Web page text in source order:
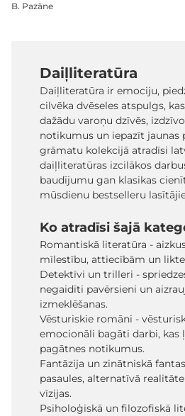
B. Pazāne
Daiļliteratūra
Daiļliteratūra ir emociju,
cilvēka dvēseles atspulgs,
dažādu varoņu dzīvēs,
notikumus un iepazīt jaunas
grāmatu kolekcijā atradīsi
daiļliteratūras izcilākos
baudījumu gan klasikas
mūsdienu bestselleru
Ko atradīsi šajā
Romantiskā literatūra -
mīlestību, attiecībām un
Detektīvi un trilleri -
negaidīti pavērsieni un
izmeklēšanas.
Vēsturiskie romāni -
emocionāli bagāti darbi, kas
pagātnes notikumus.
Fantāzija un zinātniskā
pasaules, alternatīvā
vīzijas.
Psiholoģiskā un filozofiskā